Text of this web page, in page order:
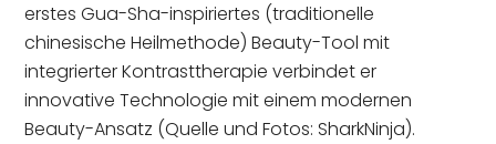
erstes Gua-Sha-inspiriertes (traditionelle
chinesische Heilmethode) Beauty-Tool mit
integrierter Kontrasttherapie verbindet er
innovative Technologie mit einem modernen
Beauty-Ansatz (Quelle und Fotos: SharkNinja).